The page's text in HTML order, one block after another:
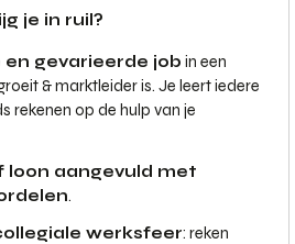
je in ruil?
gevarieerde job in een
& marktleider is. Je leert iedere
rekenen op de hulp van je
aangevuld met
.
werksfeer: reken